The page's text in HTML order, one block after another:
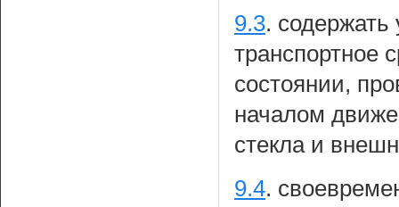
9.3.
транспортное
состоянии,
началом
стекла и
9.4.